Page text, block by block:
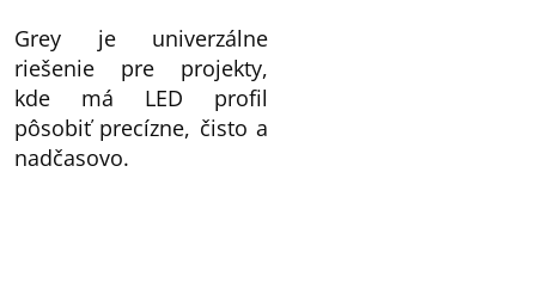
Grey je univerzálne
riešenie pre projekty,
kde má LED profil
pôsobiť precízne, čisto a
nadčasovo.